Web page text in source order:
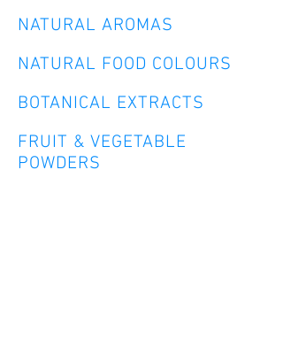
NATURAL AROMAS
NATURAL FOOD COLOURS
BOTANICAL EXTRACTS
FRUIT & VEGETABLE
POWDERS